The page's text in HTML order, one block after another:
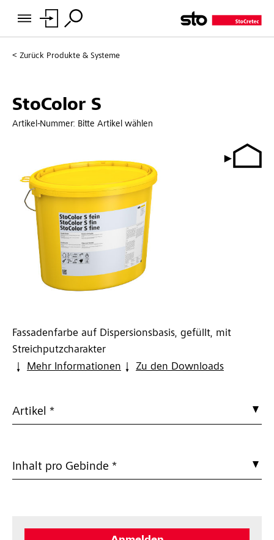
Zurück Produkte & Systeme
StoColor S
Artikel-Nummer: Bitte Artikel wählen
Fassadenfarbe auf Dispersionsbasis, gefüllt, mit
Streichputzcharakter
Mehr Informationen
Zu den Downloads
Artikel *
Inhalt pro Gebinde *